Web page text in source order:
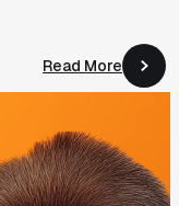
Read More
Read More